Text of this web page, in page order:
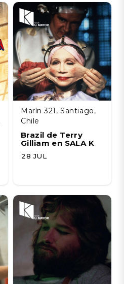
Marín 321, Santiago,
Chile
Brazil de Terry
Gilliam en SALA K
28 JUL